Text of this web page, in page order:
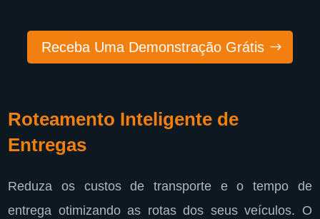
Receba Uma Demonstração Grátis
Roteamento Inteligente de
Entregas
Reduza os custos de transporte e o tempo de
entrega otimizando as rotas dos seus veículos. O